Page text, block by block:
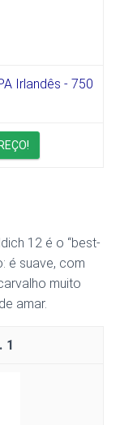
Irlandês - 750
12 é o “best-
é suave, com
muito
amar.
1